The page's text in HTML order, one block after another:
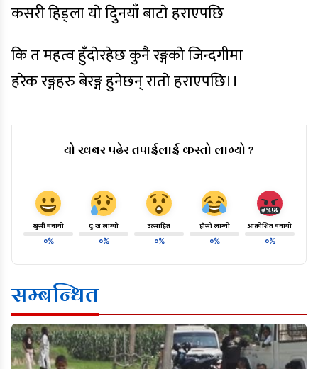
कसरी हिड्ला याे दुिनयाँ बाटाे हराएपछि
कि त महत्व हुँदाेरहेछ कुनै रङ्गकाे जिन्दगीमा
हरेक रङ्गहरु बेरङ्ग हुनेछन् राताे हराएपछि।।
यो खबर पढेर तपाईलाई कस्तो लाग्यो ?
खुसी बनायो
०%
दु:ख लाग्यो
०%
उत्साहित
०%
हाँसो लाग्यो
०%
आक्रोशित बनायो
०%
सम्बन्धित